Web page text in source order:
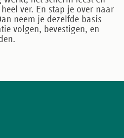
ver. En stap je over naar
neem je dezelfde basis
volgen, bevestigen, en